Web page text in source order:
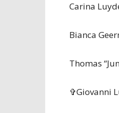
Carina
Bianca
Thomas
✞Giovanni